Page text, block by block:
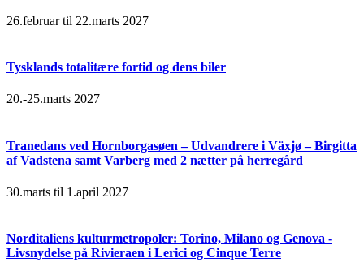
26.februar til 22.marts 2027
Tysklands totalitære fortid og dens biler
20.-25.marts 2027
Tranedans ved Hornborgasøen – Udvandrere i Växjø – Birgitta
af Vadstena samt Varberg med 2 nætter på herregård
30.marts til 1.april 2027
Norditaliens kulturmetropoler: Torino, Milano og Genova -
Livsnydelse på Rivieraen i Lerici og Cinque Terre